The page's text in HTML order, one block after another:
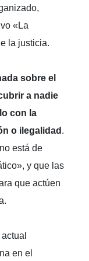
«La
la justicia.
sobre el
a nadie
con la
o ilegalidad .
está de
y que las
que actúen
actual
en el